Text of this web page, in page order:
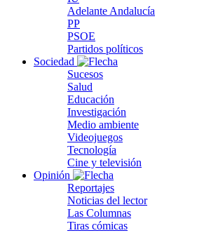
Adelante Andalucía
PP
PSOE
Partidos políticos
Sociedad
Sucesos
Salud
Educación
Investigación
Medio ambiente
Videojuegos
Tecnología
Cine y televisión
Opinión
Reportajes
Noticias del lector
Las Columnas
Tiras cómicas